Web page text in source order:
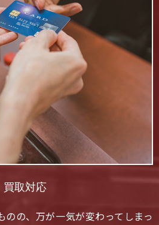
買取対応
のの、万が一気が変わってしまっ